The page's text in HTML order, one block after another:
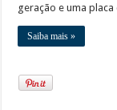
geração e uma placa
Saiba mais »